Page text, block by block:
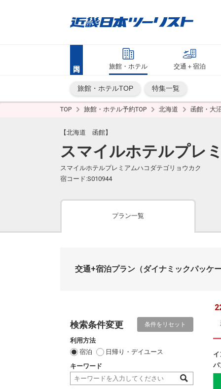
旅館・ホテル 交通＋宿泊
旅館・ホテルTOP 特集一覧
TOP 旅館・ホテル予約TOP 北海道 函館・大
【北海道 函館】
スマイルホテルプレ
スマイルホテルプレミアムハコダテゴリョウカク
宿コード:S010944
プラン一覧
交通+宿泊プラン （ダイナミックパッケ
検索条件変更 条件をリセット
利用方法
宿泊
日帰り・デイユース
キーワード
パ